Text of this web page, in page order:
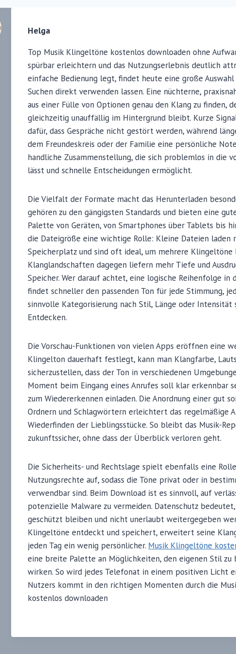
Helga
Top Musik Klingeltöne kostenlos downloaden ohne
spürbar erleichtern und das Nutzungserlebnis deutlich
einfache Bedienung legt, findet heute eine große
Suchen direkt verwenden lassen. Eine nüchterne,
aus einer Fülle von Optionen genau den Klang zu finden,
gleichzeitig unauffällig im Hintergrund bleibt. Kurze
dafür, dass Gespräche nicht gestört werden, während
dem Freundeskreis oder der Familie eine persönliche
handliche Zusammenstellung, die sich problemlos in die
lässt und schnelle Entscheidungen ermöglicht.
Die Vielfalt der Formate macht das Herunterladen
gehören zu den gängigsten Standards und bieten eine
Palette von Geräten, von Smartphones über Tablets bis
die Dateigröße eine wichtige Rolle: Kleine Dateien laden
Speicherplatz und sind oft ideal, um mehrere Klingeltöne
Klanglandschaften dagegen liefern mehr Tiefe und
Speicher. Wer darauf achtet, eine logische Reihenfolge
findet schneller den passenden Ton für jede Stimmung,
sinnvolle Kategorisierung nach Stil, Länge oder
Entdecken.
Die Vorschau-Funktionen von vielen Apps eröffnen eine
Klingelton dauerhaft festlegt, kann man Klangfarbe,
sicherzustellen, dass der Ton in verschiedenen
Moment beim Eingang eines Anrufes soll klar erkennbar
zum Wiedererkennen einladen. Die Anordnung einer gut
Ordnern und Schlagwörtern erleichtert das regelmäßige
Wiederfinden der Lieblingsstücke. So bleibt das Musik-
zukunftssicher, ohne dass der Überblick verloren geht.
Die Sicherheits- und Rechtslage spielt ebenfalls eine
Nutzungsrechte auf, sodass die Töne privat oder in
verwendbar sind. Beim Download ist es sinnvoll, auf
potenzielle Malware zu vermeiden. Datenschutz
geschützt bleiben und nicht unerlaubt weitergegeben
Klingeltöne entdeckt und speichert, erweitert seine
jeden Tag ein wenig persönlicher. Musik Klingeltöne
eine breite Palette an Möglichkeiten, den eigenen Stil zu
wirken. So wird jedes Telefonat in einem positiven Licht
Nutzers kommt in den richtigen Momenten durch die
kostenlos downloaden